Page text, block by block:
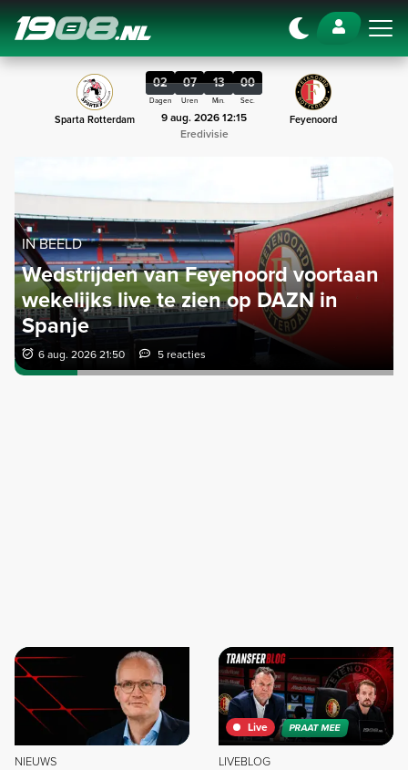
Navigation
Sparta Rotterdam
02
Dagen
07
Uren
12
Min.
59
Sec.
9 aug. 2026 12:15
Eredivisie
Feyenoord
IN BEELD
Wedstrijden van Feyenoord voortaan
wekelijks live te zien op DAZN in
Spanje
6 aug. 2026 21:50 5 reacties
NIEUWS
Live PRAAT MEE
LIVEBLOG